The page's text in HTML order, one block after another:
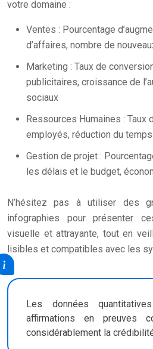
votre domaine :
Ventes : Pourcentage
d’affaires, nombre de
Marketing : Taux de
publicitaires, croissance de
sociaux
Ressources Humaines : Taux
employés, réduction du
Gestion de projet :
les délais et le budget,
N’hésitez pas à utiliser des
infographies pour présenter
visuelle et attrayante, tout en
lisibles et compatibles avec les
Les données
affirmations en preuves
considérablement la